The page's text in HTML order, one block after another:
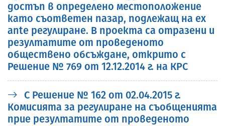
достъп в определено местоположение
като съответен пазар, подлежащ на ex
ante регулиране. В проекта са отразени и
резултатите от проведеното
обществено обсъждане, открито с
Решение № 769 от 12.12.2014 г. на КРС
С Решение № 162 от 02.04.2015 г.
Комисията за регулиране на съобщенията
прие резултатите от проведеното